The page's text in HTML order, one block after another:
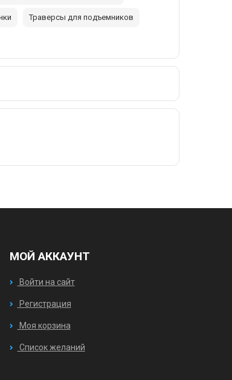
Траверсы для подъемников
МОЙ АККАУНТ
Войти на сайт
Регистрация
Моя корзина
Список желаний